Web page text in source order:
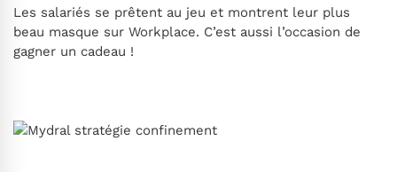
Les salariés se prêtent au jeu et montrent leur plus
beau masque sur Workplace. C’est aussi l’occasion de
gagner un cadeau !